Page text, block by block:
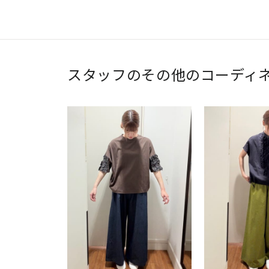
スタッフのその他のコーディ